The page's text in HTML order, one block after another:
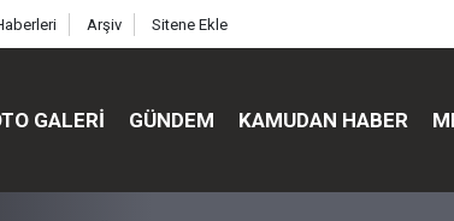
Arşiv Sitene Ekle
GALERI GÜNDEM KAMUDAN HABER